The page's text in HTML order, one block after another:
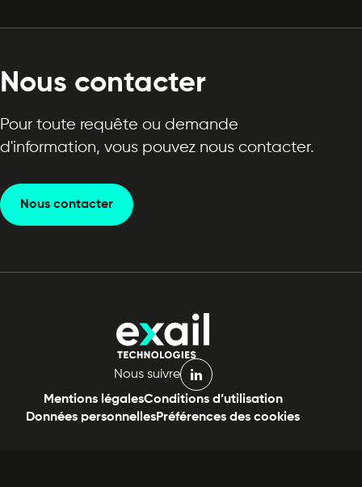
Nous contacter
Pour toute requête ou demande
d'information, vous pouvez nous contacter.
Nous contacter
Nous suivre
linkedin
Mentions légalesConditions d’utilisation
Données personnellesPréférences des cookies